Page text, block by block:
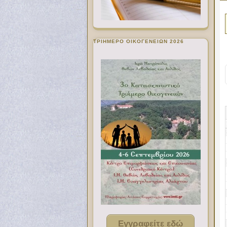
ΤΡΙΗΜΕΡΟ ΟΙΚΟΓΕΝΕΙΩΝ 2026
Εγγραφείτε εδώ